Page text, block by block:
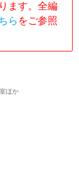
ます。全編
ら をご参照
ほか